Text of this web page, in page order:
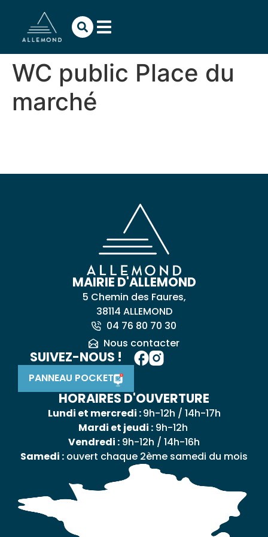
WC public Place du
marché
MAIRIE D'ALLEMOND
5 Chemin des Faures,
38114 ALLEMOND
04 76 80 70 30
Nous contacter
SUIVEZ-NOUS !
PANNEAU POCKET
HORAIRES D'OUVERTURE
Lundi et mercredi :9h-12h / 14h-17h
Mardi et jeudi :9h-12h
Vendredi : 9h-12h / 14h-16h
Samedi : ouvert chaque 2ème samedi du mois